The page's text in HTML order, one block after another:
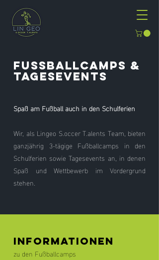
FUSSBALLCAMPS &
Tagesevents
Spaß am Fußball auch in den Schulferien
Wir, als Lingeo S.occer T.alents Team, bieten
ganzjährig 3-tägige Fußballcamps in den
Schulferien sowie Tagesevents an, in denen
Spaß und Wettbewerb im Vordergrund
stehen.
INFORMATIONEN
zu den Fußballcamps